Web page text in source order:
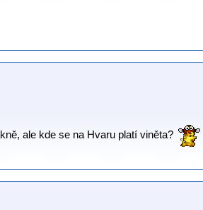
ale kde se na Hvaru platí viněta?